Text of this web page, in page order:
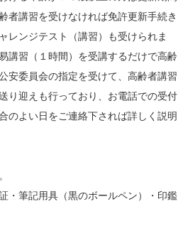
者講習を受けなければ免許更新手続き
レンジテスト（講習）も受けられま
講習（１時間）を受講するだけで高齢
安委員会の指定を受けて、高齢者講習
り迎えも行っており、お電話での受付
のよい日をご連絡下されば詳しく説明
・筆記用具（黒のボールペン）・印鑑